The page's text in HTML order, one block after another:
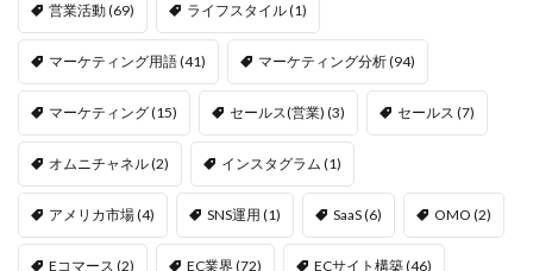
営業活動(69) ライフスタイル(1)
マーケティング用語(41) マーケティング分析(94)
マーケティング(15) セールス(営業) (3) セールス (7)
オムニチャネル(2) インスタグラム (1)
アメリカ市場(4) SNS運用 (1) SaaS(6) OMO (2)
Eコマース (2) EC業界(72) ECサイト構築(46)